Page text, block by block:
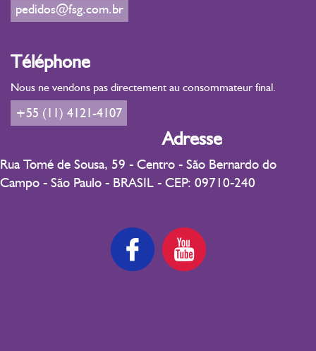
pedidos@fsg.com.br
Téléphone
Nous ne vendons pas directement au consommateur final.
+55 (11) 4121-4107
Adresse
Rua Tomé de Sousa, 59 - Centro - São Bernardo do
Campo - São Paulo - BRASIL - CEP: 09710-240